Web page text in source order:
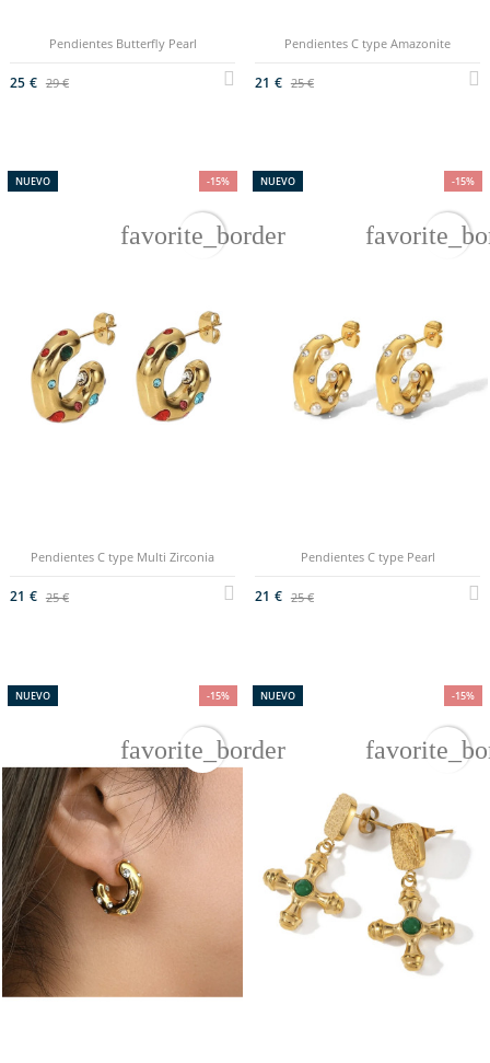
Pendientes Butterfly Pearl
25 € 29 €
Pendientes C type Amazonite
21 € 25 €
-15%
NUEVO
Pendientes C type Multi Zirconia
21 € 25 €
favorite_border
-15%
NUEVO
Pendientes C type Pearl
21 € 25 €
-15%
NUEVO
favorite_border
-15%
NUEVO